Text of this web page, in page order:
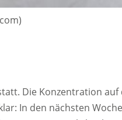
Die Konzentration
In den nächsten